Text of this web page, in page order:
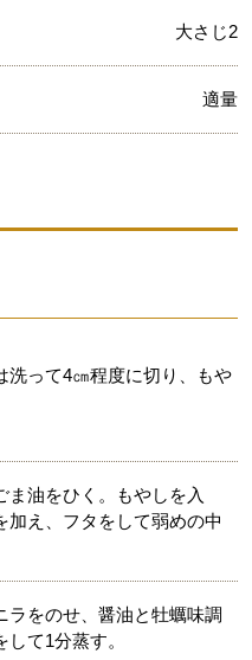
大さじ2
適量
洗って4㎝程度に切り、もや
ま油をひく。もやしを入
加え、フタをして弱めの中
ラをのせ、醤油と牡蠣味調
て1分蒸す。